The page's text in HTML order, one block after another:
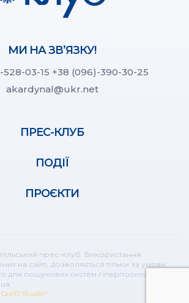
МИ НА ЗВ’ЯЗКУ!
528-03-15 +38 (096)-390-30-25
akardynal@ukr.net
ПРЕС-КЛУБ
ПОДІЇ
ПРОЄКТИ
прес-клуб. Використання
на сайті, дозволяється тільки за умови
для пошукових систем гіперпосилання
Studio"